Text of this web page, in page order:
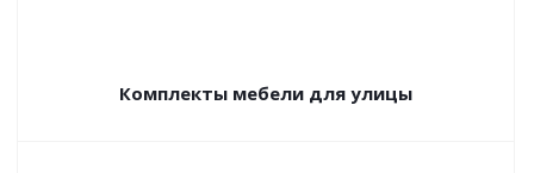
Комплекты мебели для улицы